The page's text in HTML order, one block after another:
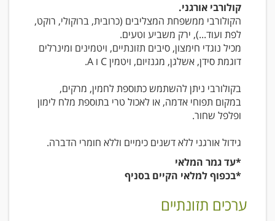
קולורבי אורגני.
הקולורבי ממשפחת המצליבים (כרובית, ברוקולי, רוקט,
לפת ועוד...), ירק משביע וטעים.
מכיל נוגדי חימצון, סיבים תזונתיים, ויטמינים ומינרלים
דוגמת סידן, אשלגן, מגנזיום, ויטמין C ו A.
בקולורבי ניתן להשתמש כתוספת לחמין, מרקים,
במקום תפוחי אדמה, או לאכול טרי בתוספת מלח לימון
ופלפל שחור.
גידול אורגני ללא דשנים כימיים וללא חומרי הדברה.
*עד גמר המלאי
*בכפוף למלאי הקיים בסניף
ערכים תזונתיים